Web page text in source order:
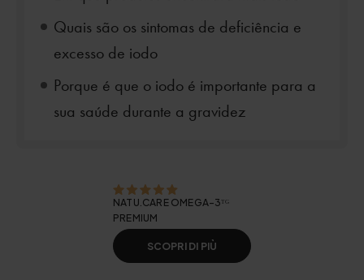
Quais são os sintomas de deficiência e
excesso de iodo
Porque é que o iodo é importante para a
sua saúde durante a gravidez
NATU.CARE OMEGA-3ᵀᴳ
PREMIUM
SCOPRI DI PIÙ